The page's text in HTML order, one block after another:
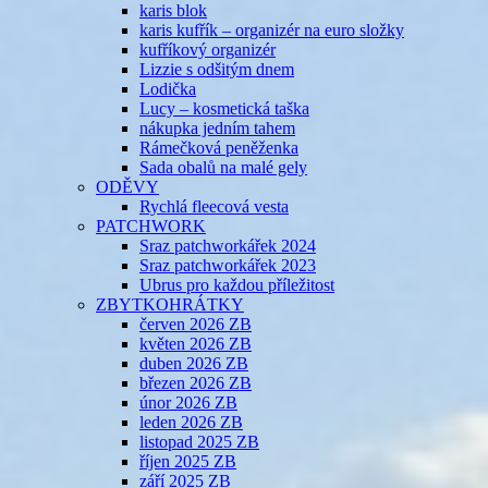
karis blok
karis kufřík – organizér na euro složky
kufříkový organizér
Lizzie s odšitým dnem
Lodička
Lucy – kosmetická taška
nákupka jedním tahem
Rámečková peněženka
Sada obalů na malé gely
ODĚVY
Rychlá fleecová vesta
PATCHWORK
Sraz patchworkářek 2024
Sraz patchworkářek 2023
Ubrus pro každou příležitost
ZBYTKOHRÁTKY
červen 2026 ZB
květen 2026 ZB
duben 2026 ZB
březen 2026 ZB
únor 2026 ZB
leden 2026 ZB
listopad 2025 ZB
říjen 2025 ZB
září 2025 ZB